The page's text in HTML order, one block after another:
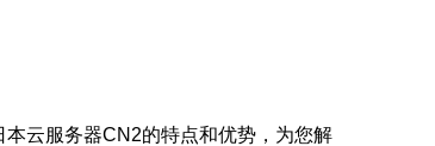
云服务器CN2的特点和优势，为您解